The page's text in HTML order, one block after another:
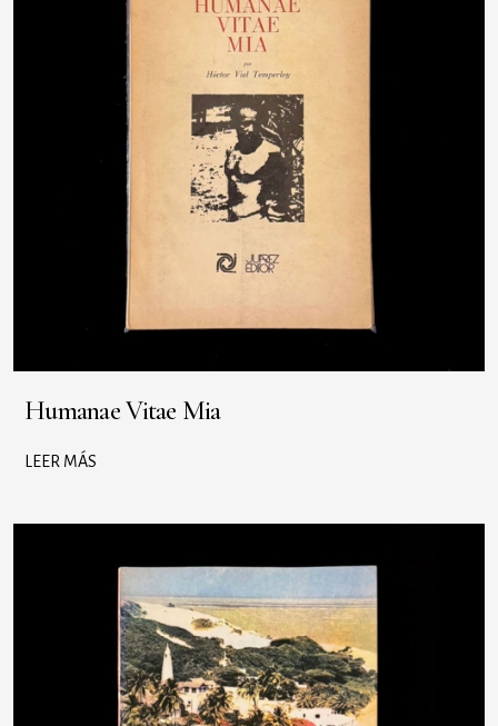
Humanae Vitae Mia
LEER MÁS